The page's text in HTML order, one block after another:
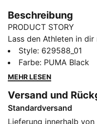
Beschreibung
PRODUCT STORY
Lass den Athleten in
von PUMA. Mit dem
Reißverschlusstaschen
verbinden sie Tradition
einen sicheren,
FEATURES + VORTEILE
Hergestellt aus
Style: 629588_01
Farbe: PUMA Black
MEHR LESEN
Versand und
Standardversand
Lieferung innerhalb von